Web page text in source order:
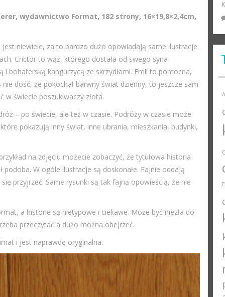
wydawnictwo Format, 182 strony, 16×19,8×2,4cm,
niewiele, za to bardzo dużo opowiadają same ilustracje.
Crictor to wąż, którego dostała od swego syna
bohaterską kangurzycą ze skrzydłami. Emil to pomocna,
dość, że pokochał barwny świat dzienny, to jeszcze sam
w świecie poszukiwaczy złota.
– po świecie, ale też w czasie. Podróży w czasie może
pokazują inny świat, inne ubrania, mieszkania, budynki,
na zdjęciu możecie zobaczyć, że tytułowa historia
W ogóle ilustracje są doskonałe. Fajnie oddają
przyjrzeć. Same rysunki są tak fajną opowieścią, że nie
a historie są nietypowe i ciekawe. Może być niezła do
przeczytać a dużo można obejrzeć.
i jest naprawdę oryginalna.